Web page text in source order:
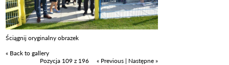
Ściągnij oryginalny obrazek
« Back to gallery
Pozycja 109 z 196
« Previous | Następne »